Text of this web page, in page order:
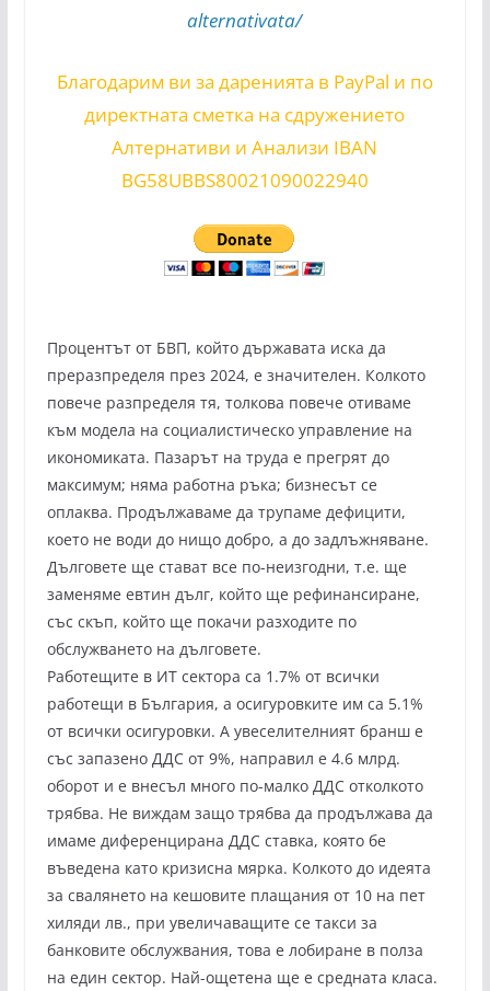
alternativata/
Благодарим ви за даренията в PayPal и по
директната сметка на сдружението
Алтернативи и Анализи IBAN
BG58UBBS80021090022940
Процентът от БВП, който държавата иска да
преразпределя през 2024, е значителен. Колкото
повече разпределя тя, толкова повече отиваме
към модела на социалистическо управление на
икономиката. Пазарът на труда е прегрят до
максимум; няма работна ръка; бизнесът се
оплаква. Продължаваме да трупаме дефицити,
което не води до нищо добро, а до задлъжняване.
Дълговете ще стават все по-неизгодни, т.е. ще
заменяме евтин дълг, който ще рефинансиране,
със скъп, който ще покачи разходите по
обслужването на дълговете.
Работещите в ИТ сектора са 1.7% от всички
работещи в България, а осигуровките им са 5.1%
от всички осигуровки. А увеселителният бранш е
със запазено ДДС от 9%, направил е 4.6 млрд.
оборот и е внесъл много по-малко ДДС отколкото
трябва. Не виждам защо трябва да продължава да
имаме диференцирана ДДС ставка, която бе
въведена като кризисна мярка. Колкото до идеята
за свалянето на кешовите плащания от 10 на пет
хиляди лв., при увеличаващите се такси за
банковите обслужвания, това е лобиране в полза
на един сектор. Най-ощетена ще е средната класа.